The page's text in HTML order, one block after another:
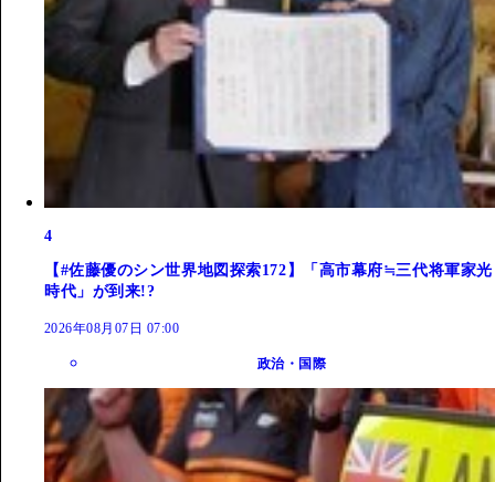
4
【#佐藤優のシン世界地図探索172】「高市幕府≒三代将軍家光
時代」が到来!?
2026年08月07日 07:00
政治・国際